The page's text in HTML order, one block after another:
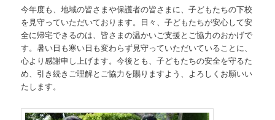
今年度も、地域の皆さまや保護者の皆さまに、子どもたちの下校
を見守っていただいております。日々、子どもたちが安心して安
全に帰宅できるのは、皆さまの温かいご支援とご協力のおかげで
す。暑い日も寒い日も変わらず見守っていただいていることに、
心より感謝申し上げます。今後とも、子どもたちの安全を守るた
め、引き続きご理解とご協力を賜りますよう、よろしくお願いい
たします。